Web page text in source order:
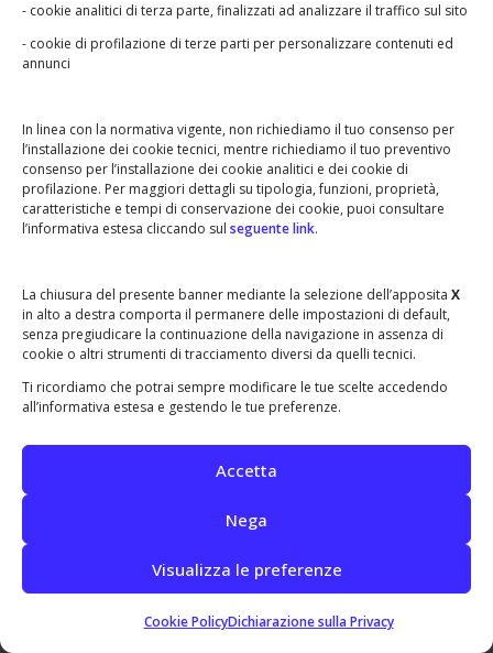
- cookie analitici di terza parte, finalizzati ad analizzare il traffico sul sito
- cookie di profilazione di terze parti per personalizzare contenuti ed
annunci
In linea con la normativa vigente, non richiediamo il tuo consenso per
l’installazione dei cookie tecnici, mentre richiediamo il tuo preventivo
consenso per l’installazione dei cookie analitici e dei cookie di
profilazione. Per maggiori dettagli su tipologia, funzioni, proprietà,
caratteristiche e tempi di conservazione dei cookie, puoi consultare
l’informativa estesa cliccando sul seguente link.
La chiusura del presente banner mediante la selezione dell’apposita X
in alto a destra comporta il permanere delle impostazioni di default,
senza pregiudicare la continuazione della navigazione in assenza di
cookie o altri strumenti di tracciamento diversi da quelli tecnici.
Ti ricordiamo che potrai sempre modificare le tue scelte accedendo
all’informativa estesa e gestendo le tue preferenze.
Accetta
Nega
Visualizza le preferenze
Cookie PolicyDichiarazione sulla Privacy